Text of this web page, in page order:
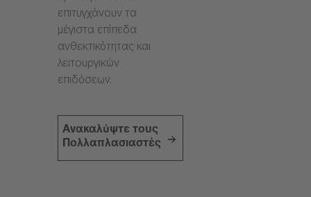
επιτυγχάνουν τα
μέγιστα επίπεδα
ανθεκτικότητας και
λειτουργικών
επιδόσεων.
Ανακαλύψτε τους
Πολλαπλασιαστές